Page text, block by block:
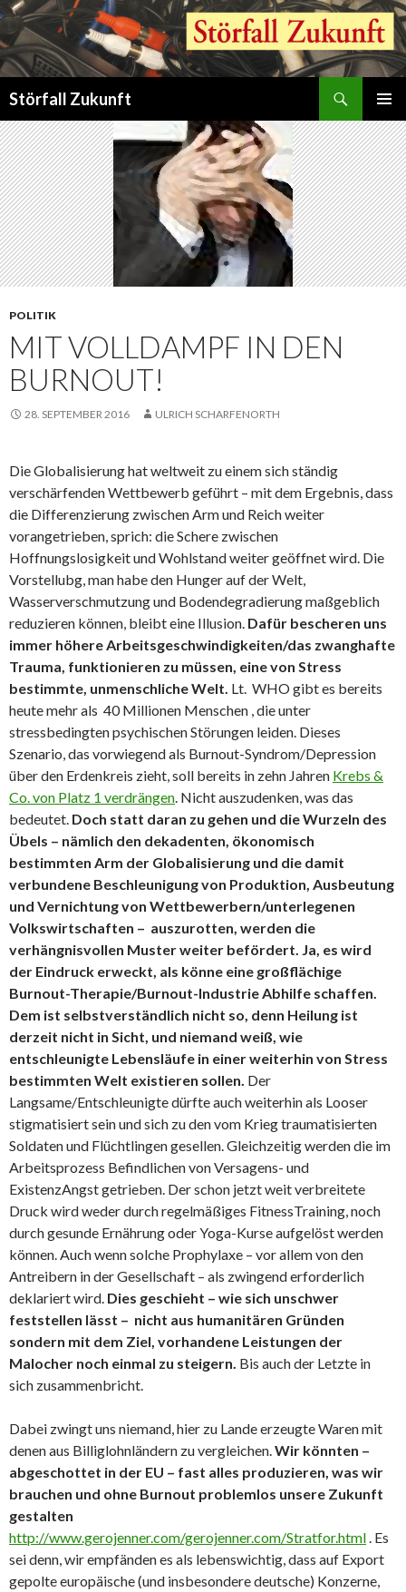
Störfall Zukunft
MENÜ
INHALT
SPRINGEN
POLITIK
MIT VOLLDAMPF IN DEN
BURNOUT!
28. SEPTEMBER 2016 ULRICH SCHARFENORTH
Die Globalisierung hat weltweit zu einem sich ständig
verschärfenden Wettbewerb geführt – mit dem Ergebnis, dass
die Differenzierung zwischen Arm und Reich weiter
vorangetrieben, sprich: die Schere zwischen
Hoffnungslosigkeit und Wohlstand weiter geöffnet wird. Die
Vorstellubg, man habe den Hunger auf der Welt,
Wasserverschmutzung und Bodendegradierung maßgeblich
reduzieren können, bleibt eine Illusion. Dafür bescheren uns
immer höhere Arbeitsgeschwindigkeiten/das zwanghafte
Trauma, funktionieren zu müssen, eine von Stress
bestimmte, unmenschliche Welt. Lt. WHO gibt es bereits
heute mehr als 40 Millionen Menschen , die unter
stressbedingten psychischen Störungen leiden. Dieses
Szenario, das vorwiegend als Burnout-Syndrom/Depression
über den Erdenkreis zieht, soll bereits in zehn Jahren Krebs &
Co. von Platz 1 verdrängen. Nicht auszudenken, was das
bedeutet. Doch statt daran zu gehen und die Wurzeln des
Übels – nämlich den dekadenten, ökonomisch
bestimmten Arm der Globalisierung und die damit
verbundene Beschleunigung von Produktion, Ausbeutung
und Vernichtung von Wettbewerbern/unterlegenen
Volkswirtschaften – auszurotten, werden die
verhängnisvollen Muster weiter befördert. Ja, es wird
der Eindruck erweckt, als könne eine großflächige
Burnout-Therapie/Burnout-Industrie Abhilfe schaffen.
Dem ist selbstverständlich nicht so, denn Heilung ist
derzeit nicht in Sicht, und niemand weiß, wie
entschleunigte Lebensläufe in einer weiterhin von Stress
bestimmten Welt existieren sollen. Der
Langsame/Entschleunigte dürfte auch weiterhin als Looser
stigmatisiert sein und sich zu den vom Krieg traumatisierten
Soldaten und Flüchtlingen gesellen. Gleichzeitig werden die im
Arbeitsprozess Befindlichen von Versagens- und
ExistenzAngst getrieben. Der schon jetzt weit verbreitete
Druck wird weder durch regelmäßiges FitnessTraining, noch
durch gesunde Ernährung oder Yoga-Kurse aufgelöst werden
können. Auch wenn solche Prophylaxe – vor allem von den
Antreibern in der Gesellschaft – als zwingend erforderlich
deklariert wird. Dies geschieht – wie sich unschwer
feststellen lässt – nicht aus humanitären Gründen
sondern mit dem Ziel, vorhandene Leistungen der
Malocher noch einmal zu steigern. Bis auch der Letzte in
sich zusammenbricht.
Dabei zwingt uns niemand, hier zu Lande erzeugte Waren mit
denen aus Billiglohnländern zu vergleichen.Wir könnten –
abgeschottet in der EU – fast alles produzieren, was wir
brauchen und ohne Burnout problemlos unsere Zukunft
gestalten
http://www.gerojenner.com/gerojenner.com/Stratfor.html. Es
sei denn, wir empfänden es als lebenswichtig, dass auf Export
gepolte europäische (und insbesondere deutsche) Konzerne,